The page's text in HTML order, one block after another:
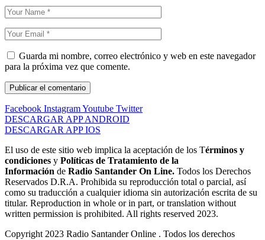
Guarda mi nombre, correo electrónico y web en este navegador
para la próxima vez que comente.
Facebook InstagramYoutube Twitter
DESCARGAR APP ANDROID
DESCARGAR APP IOS
El uso de este sitio web implica la aceptación de los Términos y
condiciones y Políticas de Tratamiento de la
Información de Radio Santander On Line. Todos los Derechos
Reservados D.R.A. Prohibida su reproducción total o parcial, así
como su traducción a cualquier idioma sin autorización escrita de su
titular. Reproduction in whole or in part, or translation without
written permission is prohibited. All rights reserved 2023.
Copyright 2023 Radio Santander Online . Todos los derechos